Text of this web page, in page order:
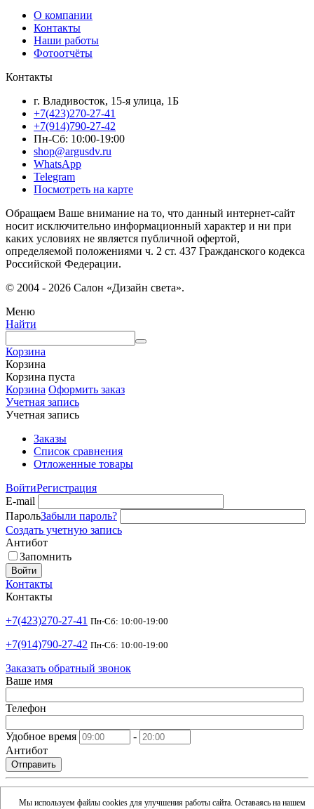
О компании
Контакты
Наши работы
Фотоотчёты
Контакты
г. Владивосток, 15-я улица, 1Б
+7(423)270-27-41
+7(914)790-27-42
Пн-Сб: 10:00-19:00
shop@argusdv.ru
WhatsApp
Telegram
Посмотреть на карте
Обращаем Ваше внимание на то, что данный интернет-сайт
носит исключительно информационный характер и ни при
каких условиях не является публичной офертой,
определяемой положениями ч. 2 ст. 437 Гражданского кодекса
Российской Федерации.
Мы используем файлы cookies для улучшения работы сайта. Оставаясь на нашем
© 2004 - 2026 Салон «Дизайн света».
Меню
Найти
Корзина
Корзина
Корзина пуста
Корзина Оформить заказ
Учетная запись
Учетная запись
Заказы
Список сравнения
Отложенные товары
ВойтиРегистрация
E-mail
ПарольЗабыли пароль?
Создать учетную запись
Антибот
Запомнить
Войти
Контакты
Контакты
+7(423)270-27-41 Пн-Сб: 10:00-19:00
+7(914)790-27-42 Пн-Сб: 10:00-19:00
Заказать обратный звонок
Ваше имя
Телефон
Удобное время
-
Антибот
Отправить